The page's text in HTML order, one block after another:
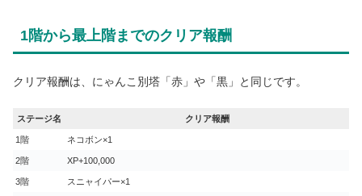
1階から最上階までのクリア報酬
クリア報酬は、にゃんこ別塔「赤」や「黒」と同じです。
ステージ名 クリア報酬
1階 ネコボン×1
2階 XP+100,000
3階 スニャイパー×1